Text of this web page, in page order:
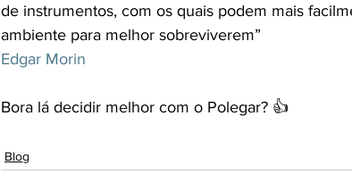
de instrumentos, com os quais podem mais
ambiente para melhor sobreviverem”
Edgar Morin
Bora lá decidir melhor com o Polegar? 👍
Blog